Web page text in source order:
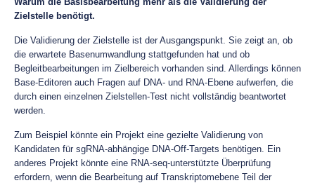
Zielstelle benötigt.
Die Validierung der Zielstelle ist der Ausgangspunkt. Sie zeigt an, ob
die erwartete Basenumwandlung stattgefunden hat und ob
Begleitbearbeitungen im Zielbereich vorhanden sind. Allerdings können
Base-Editoren auch Fragen auf DNA- und RNA-Ebene aufwerfen, die
durch einen einzelnen Zielstellen-Test nicht vollständig beantwortet
werden.
Zum Beispiel könnte ein Projekt eine gezielte Validierung von
Kandidaten für sgRNA-abhängige DNA-Off-Targets benötigen. Ein
anderes Projekt könnte eine RNA-seq-unterstützte Überprüfung
erfordern, wenn die Bearbeitung auf Transkriptomebene Teil der